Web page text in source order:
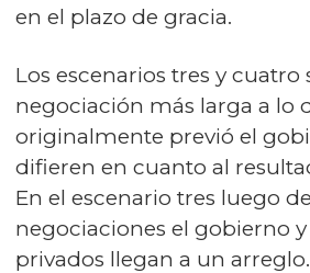
en el plazo de gracia.
Los escenarios tres y
negociación más larga a lo
originalmente previó el
difieren en cuanto al
En el escenario tres luego
negociaciones el gobierno
privados llegan a un